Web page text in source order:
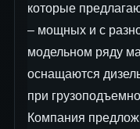
которые
– мощных и с
модельном ряду
оснащаются
при
Компания